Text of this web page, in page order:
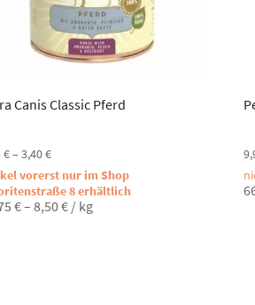
Canis Classic Pferd
€– 3,40€
vorerst nur im Shop
8 erhältlich
€– 8,50€/ kg